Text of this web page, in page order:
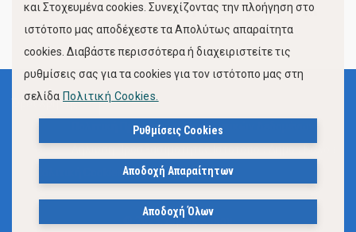
FOLLOW US
© 2023, Δήμος Βόλου
Όροι Χρήσης
Πολιτική Προστασίας Προσωπικών Δεδομένων
Πολιτική Cookies
και Στοχευμένα cookies. Συνεχίζοντας την πλοήγηση στο
ιστότοπο μας αποδέχεστε τα Απολύτως απαραίτητα
cookies. Διαβάστε περισσότερα ή διαχειριστείτε τις
ρυθμίσεις σας για τα cookies για τον ιστότοπο μας στη
σελίδα Πολιτική Cookies.
Ρυθμίσεις Cookies
Αποδοχή Απαραίτητων
Αποδοχή Όλων